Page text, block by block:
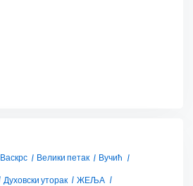
Васкрс Велики петак
Вучић
Духовски уторак
ЖЕЉА